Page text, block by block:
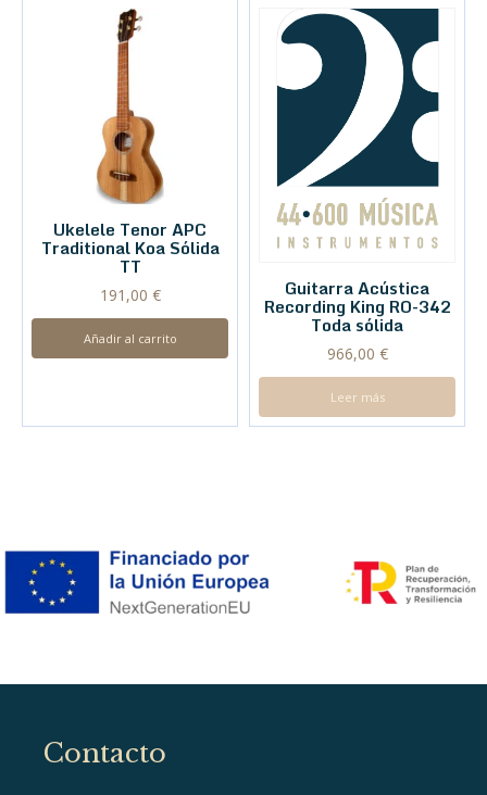
Ukelele Tenor APC
Traditional Koa Sólida
TT
191,00 €
Añadir al carrito
Guitarra Acústica
Recording King RO-342
Toda sólida
966,00 €
Leer más
Contacto